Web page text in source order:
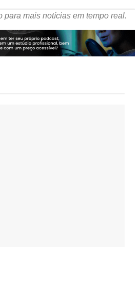
para mais notícias em tempo real.